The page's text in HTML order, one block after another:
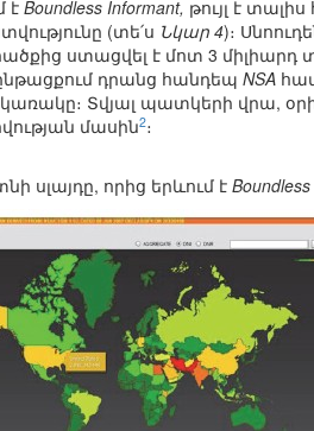
է Boundless Informant, թույլ է
(տե՛ս Նկար 4)։
ստացվել է մոտ 3 միլիարդ
դրանց հանդեպ NSA
Տվյալ պատկերի վրա,
մասին2։
սլայդը, որից երևում է